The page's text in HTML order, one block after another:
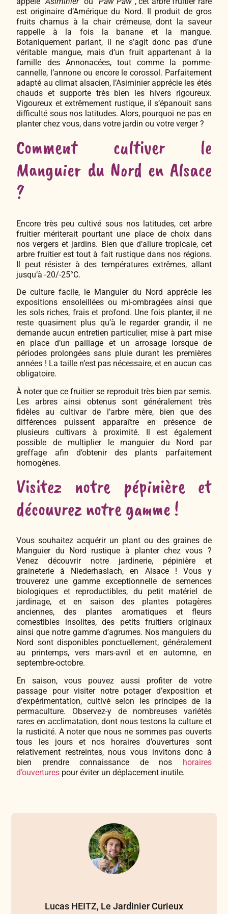
est originaire d’Amérique du Nord. Il produit de gros
fruits charnus à la chair crémeuse, dont la saveur
rappelle à la fois la banane et la mangue.
Botaniquement parlant, il ne s’agit donc pas d’une
véritable mangue, mais d’un fruit appartenant à la
famille des Annonacées, tout comme la pomme-
cannelle, l’annone ou encore le corossol. Parfaitement
adapté au climat alsacien, l’Asiminier apprécie les étés
chauds et supporte très bien les hivers rigoureux.
Vigoureux et extrêmement rustique, il s’épanouit sans
difficulté sous nos latitudes. Alors, pourquoi ne pas en
planter chez vous, dans votre jardin ou votre verger ?
Comment cultiver le
Manguier du Nord en Alsace
?
Encore très peu cultivé sous nos latitudes, cet arbre
fruitier mériterait pourtant une place de choix dans
nos vergers et jardins. Bien que d’allure tropicale, cet
arbre fruitier est tout à fait rustique dans nos régions.
Il peut résister à des températures extrêmes, allant
jusqu’à -20/-25°C.
De culture facile, le Manguier du Nord apprécie les
expositions ensoleillées ou mi-ombragées ainsi que
les sols riches, frais et profond. Une fois planter, il ne
reste quasiment plus qu’à le regarder grandir, il ne
demande aucun entretien particulier, mise à part mise
en place d’un paillage et un arrosage lorsque de
périodes prolongées sans pluie durant les premières
années ! La taille n’est pas nécessaire, et en aucun cas
obligatoire.
À noter que ce fruitier se reproduit très bien par semis.
Les arbres ainsi obtenus sont généralement très
fidèles au cultivar de l’arbre mère, bien que des
différences puissent apparaître en présence de
plusieurs cultivars à proximité. Il est également
possible de multiplier le manguier du Nord par
greffage afin d’obtenir des plants parfaitement
homogènes.
Visitez notre pépinière et
découvrez notre gamme !
Vous souhaitez acquérir un plant ou des graines de
Manguier du Nord rustique à planter chez vous ?
Venez découvrir notre jardinerie, pépinière et
graineterie à Niederhaslach, en Alsace ! Vous y
trouverez une gamme exceptionnelle de semences
biologiques et reproductibles, du petit matériel de
jardinage, et en saison des plantes potagères
anciennes, des plantes aromatiques et fleurs
comestibles insolites, des petits fruitiers originaux
ainsi que notre gamme d’agrumes. Nos manguiers du
Nord sont disponibles ponctuellement, généralement
au printemps, vers mars-avril et en automne, en
septembre-octobre.
En saison, vous pouvez aussi profiter de votre
passage pour visiter notre potager d’exposition et
d’expérimentation, cultivé selon les principes de la
permaculture. Observez-y de nombreuses variétés
rares en acclimatation, dont nous testons la culture et
la rusticité. A noter que nous ne sommes pas ouverts
tous les jours et nos horaires d’ouvertures sont
relativement restreintes, nous vous invitons donc à
bien prendre connaissance de nos horaires
d’ouvertures pour éviter un déplacement inutile.
Lucas HEITZ, Le Jardinier Curieux